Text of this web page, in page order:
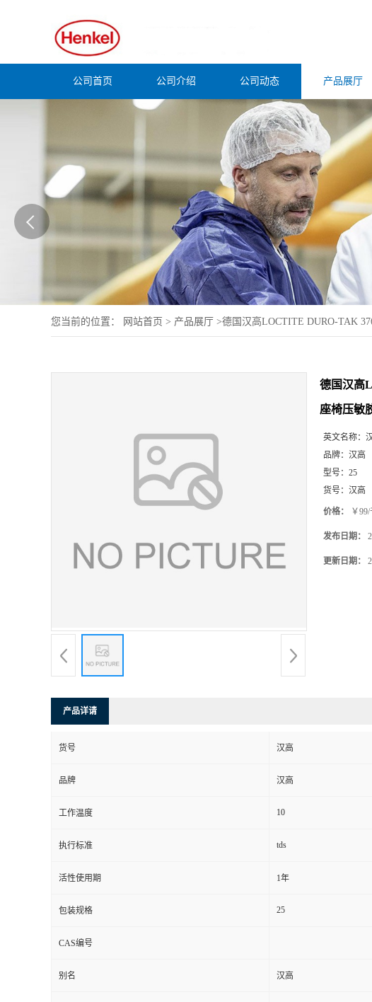
公司首页 公司介绍 公司动态 产品展厅
您当前的位置： 网站首页 > 产品展厅 >德国汉高LOCTITE DURO-TAK
德国汉高
座椅压敏
英文名称：
品牌： 汉高
型号： 25
货号： 汉高
价格： ￥
发布日期：
更新日期：
产品详请
货号 汉高
品牌 汉高
工作温度 10
执行标准 tds
活性使用期 1年
包装规格 25
CAS编号
别名 汉高